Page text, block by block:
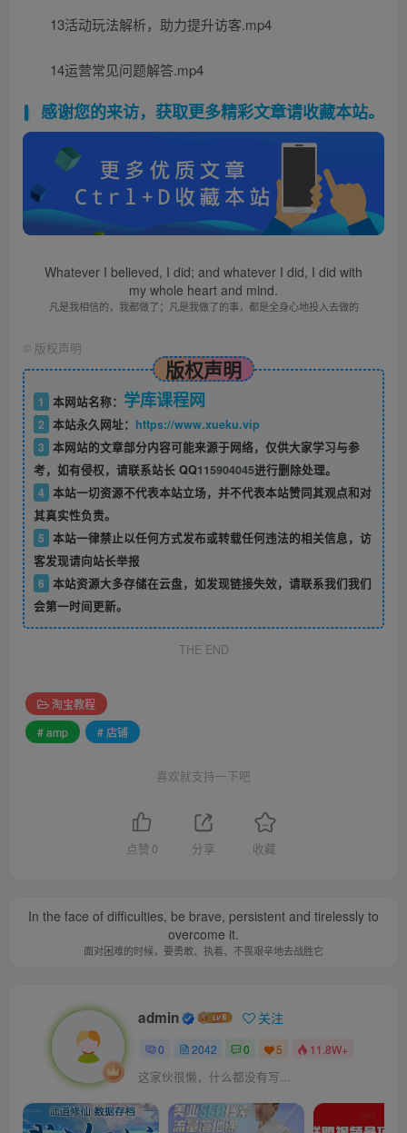
13活动玩法解析，助力提升访客.mp4
14运营常见问题解答.mp4
感谢您的来访，获取更多精彩文章请收藏本站。
Whatever I believed, I did; and whatever I did, I did with
my whole heart and mind.
凡是我相信的，我都做了；凡是我做了的事，都是全身心地投入去做的
© 版权声明
版权声明
1 本网站名称： 学库课程网
2 本站永久网址： https://www.xueku.vip
3 本网站的文章部分内容可能来源于网络，仅供大家学习与参
考，如有侵权，请联系站长 QQ115904045进行删除处理。
4 本站一切资源不代表本站立场，并不代表本站赞同其观点和对
其真实性负责。
5 本站一律禁止以任何方式发布或转载任何违法的相关信息，访
客发现请向站长举报
6 本站资源大多存储在云盘，如发现链接失效，请联系我们我们
会第一时间更新。
THE END
淘宝教程
# amp
# 店铺
喜欢就支持一下吧
点赞 0 分享 收藏
In the face of difficulties, be brave, persistent and tirelessly to
overcome it.
面对困难的时候，要勇敢、执着、不畏艰辛地去战胜它
admin 关注
0 2042 0 5 11.8W+
这家伙很懒，什么都没有写...